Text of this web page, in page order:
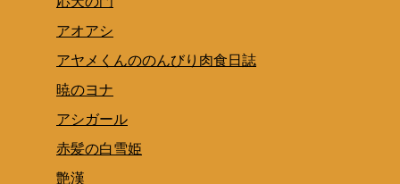
アオアシ
アヤメくんののんびり肉食日誌
暁のヨナ
アシガール
赤髪の白雪姫
艶漢